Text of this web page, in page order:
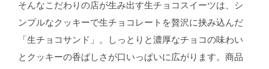
そんなこだわりの店が生み出す生チョコスイーツは、シ
ンプルなクッキーで生チョコレートを贅沢に挟み込んだ
「生チョコサンド」。しっとりと濃厚なチョコの味わい
とクッキーの香ばしさが口いっぱいに広がります。商品